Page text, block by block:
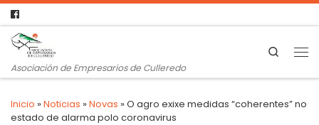
Asociación de Empresarios de Culleredo
Search
Inicio »Noticias »Novas »O agro exixe medidas “coherentes” no
estado de alarma polo coronavirus